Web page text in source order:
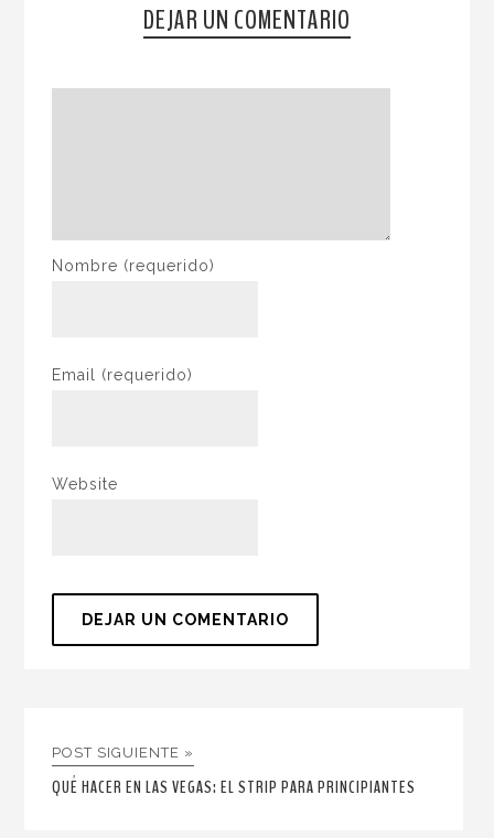
DEJAR UN COMENTARIO
Nombre (requerido)
Email (requerido)
Website
POST SIGUIENTE »
QUÉ HACER EN LAS VEGAS: EL STRIP PARA PRINCIPIANTES